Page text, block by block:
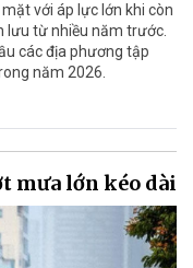
với áp lực lớn khi còn
lưu từ nhiều năm trước.
các địa phương tập
năm 2026.
mưa lớn kéo dài